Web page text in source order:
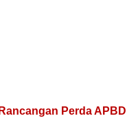
Perda APBD